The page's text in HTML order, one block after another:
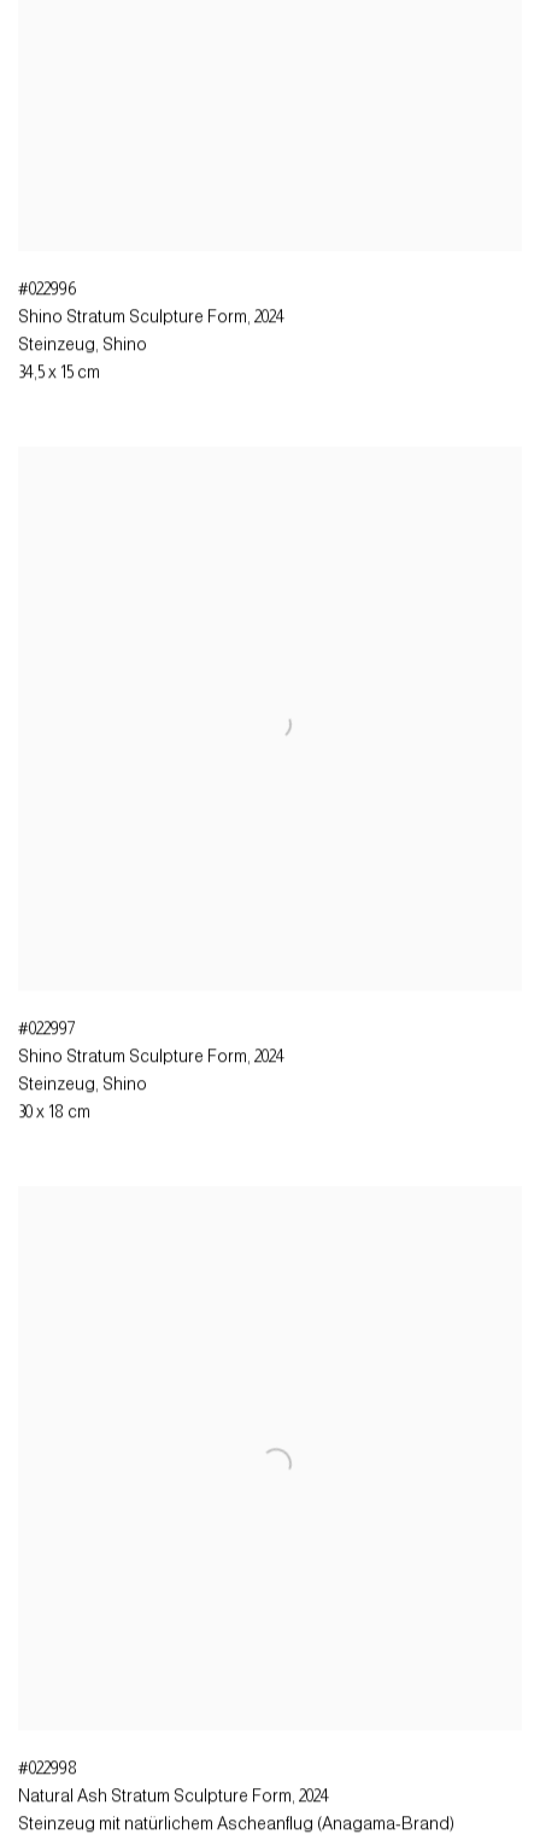
#022996
Shino Stratum Sculpture Form, 2024
Steinzeug, Shino
34,5 x 15 cm
#022997
Shino Stratum Sculpture Form, 2024
Steinzeug, Shino
30 x 18 cm
#022998
Natural Ash Stratum Sculpture Form, 2024
Steinzeug mit natürlichem Ascheanflug (Anagama-Brand)